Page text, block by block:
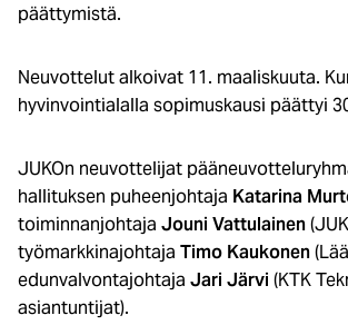
päättymistä.
Neuvottelut alkoivat 11. maaliskuuta.
hyvinvointialalla sopimuskausi päättyi
JUKOn neuvottelijat
hallituksen puheenjohtaja Katarina
toiminnanjohtaja Jouni Vattulainen
työmarkkinajohtaja Timo Kaukonen
edunvalvontajohtaja Jari Järvi (KTK
asiantuntijat).